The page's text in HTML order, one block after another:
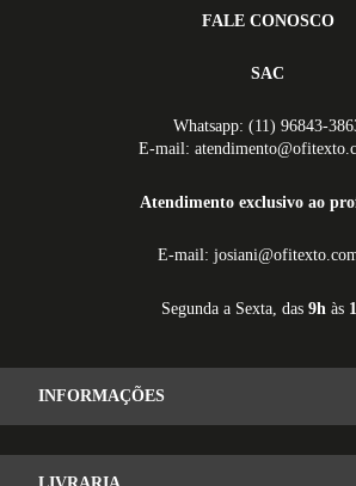
FALE CONOSCO
SAC
Whatsapp: (11) 96843-
E-mail:
Atendimento exclusivo ao
E-mail:
Segunda a Sexta, das 9hàs
INFORMAÇÕES